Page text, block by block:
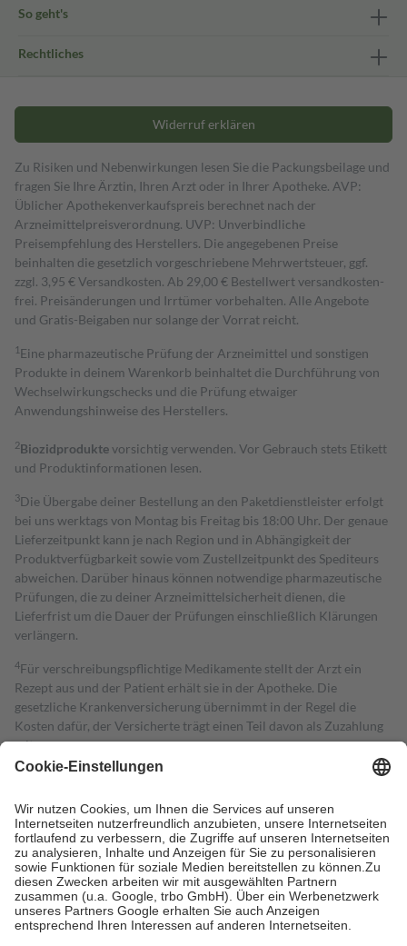
So geht's
Rechtliches
Widerruf erklären
Zu Risiken und Nebenwirkungen lesen Sie die Packungsbeilage und
fragen Sie Ihre Ärztin, Ihren Arzt oder in Ihrer Apotheke. AVP:
Üblicher Apothekenverkaufspreis berechnet nach der
Arzneimittelpreisverordnung. UVP: Unverbindliche
Preisempfehlung des Herstellers. Die angegebenen Preise
beinhalten die gesetzlich vorgeschriebene Mehrwertsteuer, ggf.
zzgl. 3,95 € Versandkosten. Ab 29,00 € Bestell­wert versand­kosten­
frei. Preisänderungen und Irrtümer vorbehalten. Alle Angebote
und Gratis-Beigaben nur solange der Vorrat reicht.
1 Eine pharmazeutische Prüfung der Arzneimittel und sonstigen
Produkte in deinem Warenkorb beinhaltet die Durchführung von
Wechselwirkungschecks und die Prüfung etwaiger
Anwendungshinweise des Herstellers.
2Biozidproduktevorsichtig verwenden. Vor Gebrauch stets Etikett
und Produktinformationen lesen.
3Die Übergabe deiner Bestellung an den Paketdienstleister erfolgt
bei uns werktags von Montag bis Freitag bis 18:00 Uhr. Der genaue
Lieferzeitpunkt kann je nach Region und in Abhängigkeit der
Produktverfügbarkeit sowie vom Zustellzeitpunkt des Spediteurs
abweichen. Darüber hinaus können notwendige pharmazeutische
Prüfungen, die zu deiner Arzneimittelsicherheit dienen, die
Lieferfrist um die Dauer der Prüfungen einschließlich Klärungen
verlängern.
4Für verschreibungspflichtige Medikamente stellt der Arzt ein
Rezept aus und der Patient erhält sie in der Apotheke. Die
gesetzliche Krankenversicherung übernimmt in der Regel die
Kosten dafür, der Versicherte trägt einen Teil davon als Zuzahlung
mit.
Grundsätzlich leisten Mitglieder Zuzahlungen in Höhe von zehn
höchstens zehn Euro.
Es sind jedoch nie mehr als die tatsächlichen
Kosten der Leistung zu entrichten.
Diese Regeln gelten grundsätzlich auch für Online-Apotheken.
Bei Heilmitteln und häuslicher Krankenpflege beträgt die
Zuzahlung zehn Prozent der Kosten sowie zehn Euro je
Verordnung.
Um das Engagement der Versicherten für ihre eigene Gesundheit zu
stärken und die besondere Stellung der Familie zu unterstützen,